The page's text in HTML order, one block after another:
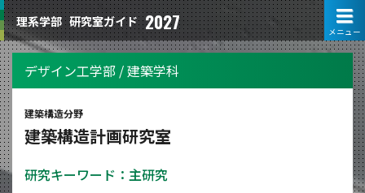
理系学部 研究室ガイド 2027
デザイン工学部 / 建築学科
建築構造分野
建築構造計画研究室
研究キーワード：主研究
メニュー